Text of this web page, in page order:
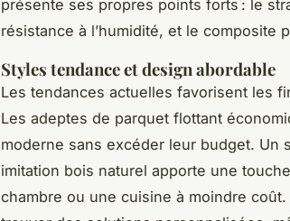
présente ses propres points forts : le
résistance à l’humidité, et le composite
Styles tendance et design abordable
Les tendances actuelles favorisent les
Les adeptes de parquet flottant
moderne sans excéder leur budget. Un
imitation bois naturel apporte une
chambre ou une cuisine à moindre